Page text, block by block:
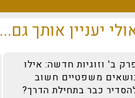
יעניין אותך גם...
ב' וזוגיות חדשה: אילו
משפטיים חשוב
כבר בתחילת הדרך?